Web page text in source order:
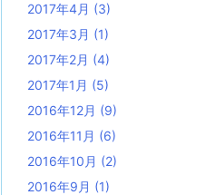
2017年4月 (3)
2017年3月 (1)
2017年2月 (4)
2017年1月 (5)
2016年12月 (9)
2016年11月 (6)
2016年10月 (2)
2016年9月 (1)